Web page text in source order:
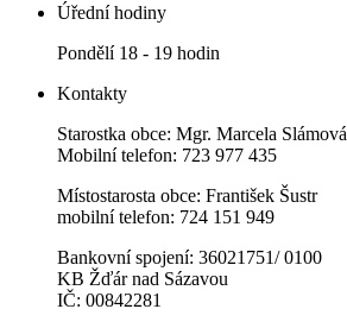
Úřední hodiny
Pondělí 18 - 19 hodin
Kontakty
Starostka obce: Mgr. Marcela Slámová
Mobilní telefon: 723 977 435
Místostarosta obce: František Šustr
mobilní telefon: 724 151 949
Bankovní spojení: 36021751/ 0100
KB Žďár nad Sázavou
IČ: 00842281